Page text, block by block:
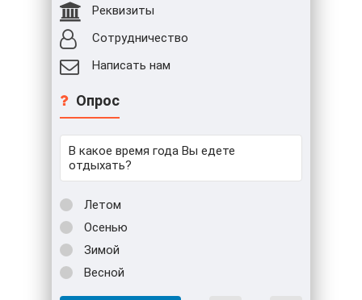
Реквизиты
Сотрудничество
Написать нам
Опрос
В какое время года Вы едете
отдыхать?
Летом
Осенью
Зимой
Весной